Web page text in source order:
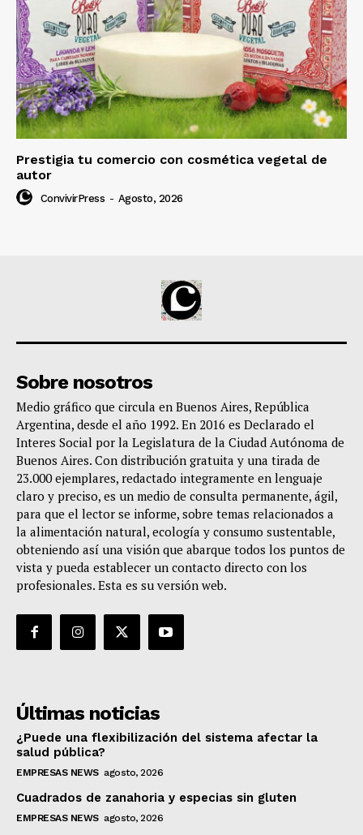
Prestigia tu comercio con cosmética vegetal de
autor
ConvivirPress - Agosto, 2026
Sobre nosotros
Medio gráfico que circula en Buenos Aires, República
Argentina, desde el año 1992. En 2016 es Declarado el
Interes Social por la Legislatura de la Ciudad Autónoma de
Buenos Aires. Con distribución gratuita y una tirada de
23.000 ejemplares, redactado integramente en lenguaje
claro y preciso, es un medio de consulta permanente, ágil,
para que el lector se informe, sobre temas relacionados a
la alimentación natural, ecología y consumo sustentable,
obteniendo así una visión que abarque todos los puntos de
vista y pueda establecer un contacto directo con los
profesionales. Esta es su versión web.
Últimas noticias
¿Puede una flexibilización del sistema afectar la
salud pública?
EMPRESAS NEWS agosto, 2026
Cuadrados de zanahoria y especias sin gluten
EMPRESAS NEWS agosto, 2026